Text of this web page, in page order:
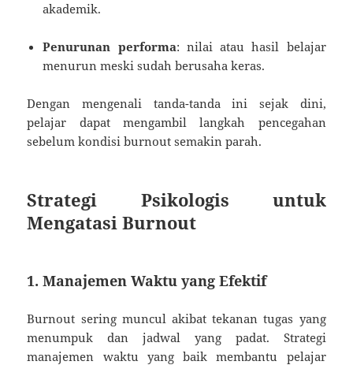
akademik.
Penurunan performa: nilai atau hasil belajar
menurun meski sudah berusaha keras.
Dengan mengenali tanda-tanda ini sejak dini,
pelajar dapat mengambil langkah pencegahan
sebelum kondisi burnout semakin parah.
Strategi Psikologis untuk
Mengatasi Burnout
1. Manajemen Waktu yang Efektif
Burnout sering muncul akibat tekanan tugas yang
menumpuk dan jadwal yang padat. Strategi
manajemen waktu yang baik membantu pelajar